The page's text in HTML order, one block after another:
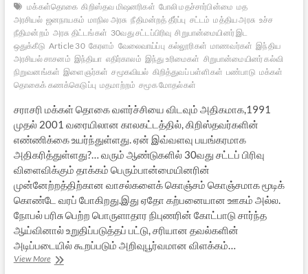
மக்கள்தொகை கிறிஸ்தவ மிஷனரிகள் போலி மதச்சார்பின்மை மத
அரசியல் ஜனநாயகம் மாநில அரசு நீதிமன்றத் தீர்ப்பு சட்டம் மத்திய அரசு உச்ச
நீதிமன்றம் அரசு திட்டங்கள் 30வது சட்டப்பிரிவு சிறுபான்மையினர் இட
ஒதுக்கீடு Article 30 கேரளம் வேலைவாய்ப்பு கல்லூரிகள் மாணவர்கள் இந்திய
அரசியல் சாசனம் இந்தியா எதிர்காலம் இந்து உரிமைகள் சிறுபான்மையினர் கல்வி
நிறுவனங்கள் இளைஞர்கள் சமூகவியல் கிறித்துவப் பள்ளிகள் பண்பாடு மக்கள்
தொகைக் கணக்கெடுப்பு மதமாற்றம் சமூக மோதல்கள்
சராசரி மக்கள் தொகை வளர்ச்சியை விடவும் அதிகமாக,1991
முதல் 2001 வரையிலான காலகட்டத்தில், கிறிஸ்தவர்களின்
எண்ணிக்கை உயர்ந்துள்ளது. ஏன் இவ்வளவு பயங்கரமாக
அதிகரித்துள்ளது?… வரும் ஆண்டுகளில் 30வது சட்டப் பிரிவு
விளைவிக்கும் தாக்கம் பெரும்பான்மையினரின்
முன்னேற்றத்திற்கான வாசல்களைக் கொஞ்சம் கொஞ்சமாக மூடிக்
கொண்டே வரப் போகிறது.இது ஏதோ கற்பனையான ஊகம் அல்ல.
நோபல் பரிசு பெற்ற பொருளாதார நிபுணரின் கோட்பாடு சார்ந்த
ஆய்வினால் உறுதிப்படுத்தப் பட்டு, சரியான தவல்களின்
அடிப்படையில் கூறப்படும் அறிவுபூர்வமான விளக்கம்…
View Moreஇந்திய